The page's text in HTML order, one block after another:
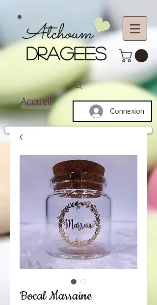
DRAGEES
Atchoum
Accueil
Connexion
Bocal Marraine